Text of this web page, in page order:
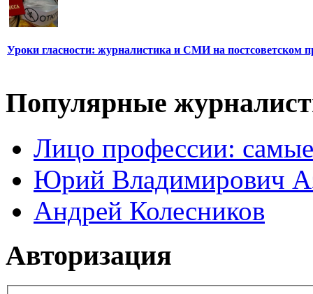
Уроки гласности: журналистика и СМИ на постсоветском
Популярные
Лицо профессии:
Юрий Владимирович
Андрей Колесников
Авторизация